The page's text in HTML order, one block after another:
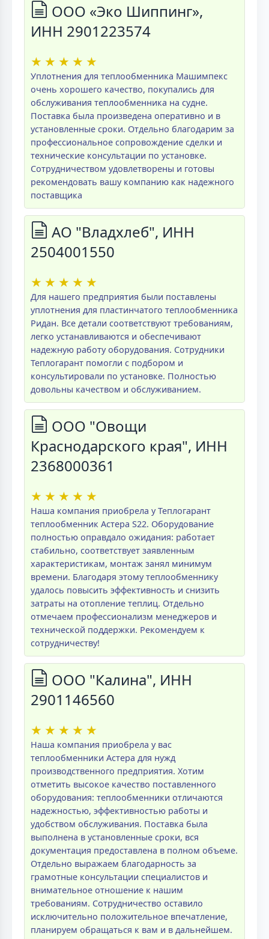
ООО «Эко Шиппинг»,
ИНН 2901223574
★ ★ ★ ★ ★
Уплотнения для теплообменника Машимпекс
очень хорошего качество, покупались для
обслуживания теплообменника на судне.
Поставка была произведена оперативно и в
установленные сроки. Отдельно благодарим за
профессиональное сопровождение сделки и
технические консультации по установке.
Сотрудничеством удовлетворены и готовы
рекомендовать вашу компанию как надежного
поставщика
АО "Владхлеб", ИНН
2504001550
★ ★ ★ ★ ★
Для нашего предприятия были поставлены
уплотнения для пластинчатого теплообменника
Ридан. Все детали соответствуют требованиям,
легко устанавливаются и обеспечивают
надежную работу оборудования. Сотрудники
Теплогарант помогли с подбором и
консультировали по установке. Полностью
довольны качеством и обслуживанием.
ООО "Овощи
Краснодарского края", ИНН
2368000361
★ ★ ★ ★ ★
Наша компания приобрела у Теплогарант
теплообменник Астера S22. Оборудование
полностью оправдало ожидания: работает
стабильно, соответствует заявленным
характеристикам, монтаж занял минимум
времени. Благодаря этому теплообменнику
удалось повысить эффективность и снизить
затраты на отопление теплиц. Отдельно
отмечаем профессионализм менеджеров и
технической поддержки. Рекомендуем к
сотрудничеству!
ООО "Калина", ИНН
2901146560
★ ★ ★ ★ ★
Наша компания приобрела у вас
теплообменники Астера для нужд
производственного предприятия. Хотим
отметить высокое качество поставленного
оборудования: теплообменники отличаются
надежностью, эффективностью работы и
удобством обслуживания. Поставка была
выполнена в установленные сроки, вся
документация предоставлена в полном объеме.
Отдельно выражаем благодарность за
грамотные консультации специалистов и
внимательное отношение к нашим
требованиям. Сотрудничество оставило
исключительно положительное впечатление,
планируем обращаться к вам и в дальнейшем.